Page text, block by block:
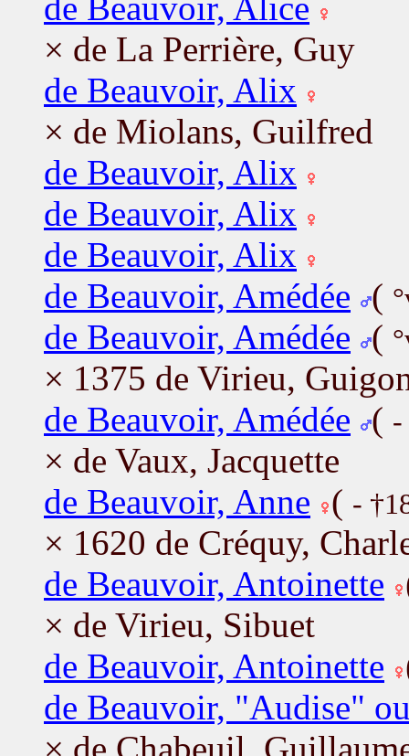
× de La Perrière, Guy
de Beauvoir, Alix
× de Miolans, Guilfred
de Beauvoir, Alix
de Beauvoir, Alix
de Beauvoir, Alix
de Beauvoir, Amédée (
de Beauvoir, Amédée (
× 1375 de Virieu,
de Beauvoir, Amédée ( -
× de Vaux, Jacquette
de Beauvoir, Anne ( -
× 1620 de Créquy,
de Beauvoir, Antoinette
× de Virieu, Sibuet
de Beauvoir, Antoinette
de Beauvoir, "Audise"
× de Chabeuil,